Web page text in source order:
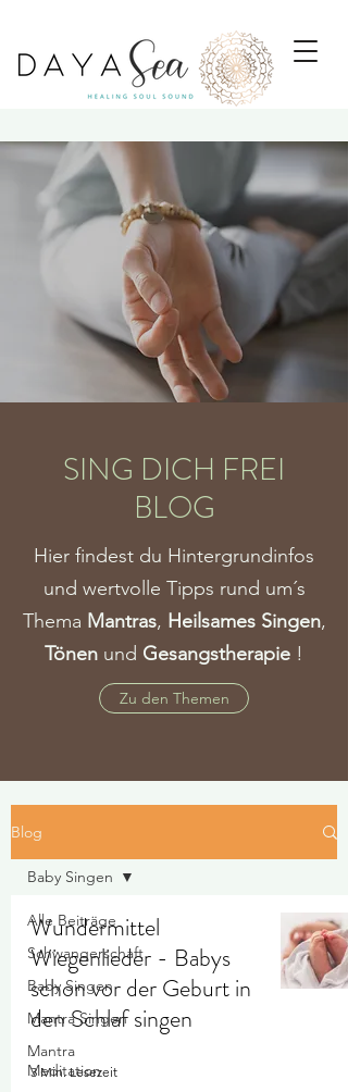
SING DICH FREI
BLOG
Hier findest du Hintergrundinfos
und wertvolle Tipps rund um´s
Thema Mantras, Heilsames Singen,
Tönen und Gesangstherapie !
Zu den Themen
Blog
Alle Beiträge
Schwangerschaft
Baby Singen
Mantra Singen
Mantra
Meditation
Baby Singen
Wundermittel
Wiegenlieder - Babys
schon vor der Geburt in
den Schlaf singen
-
3 Min. Lesezeit